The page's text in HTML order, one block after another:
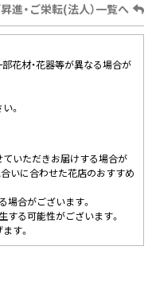
進・ご栄転(法人）一覧へ
花材・花器等が異なる場合が
。
ていただきお届けする場合が
いに合わせた花店のおすすめ
場合がございます。
する可能性がございます。
す。